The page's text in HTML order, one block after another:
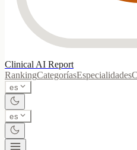
Clinical AI Report
RankingCategoríasEspecialidades
es
es